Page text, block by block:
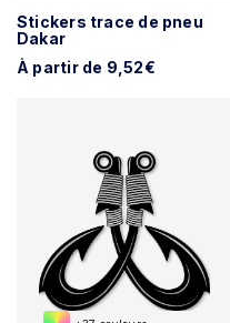
Stickers trace de pneu
Dakar
À partir de 9,52€